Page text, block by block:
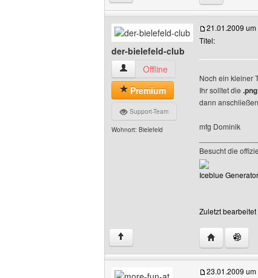
der-bielefeld-club
der-bielefeld-club Benutzer-Profile
Offline
Premium
Support-Team
Wohnort: Bielefeld
21.01.2009 um
Titel:
Noch ein kleiner
Ihr solltet die .png
dann
mfg Dominik
Besucht die
Iceblue Generator
Zuletzt
↑ Website
23.01.2009 um